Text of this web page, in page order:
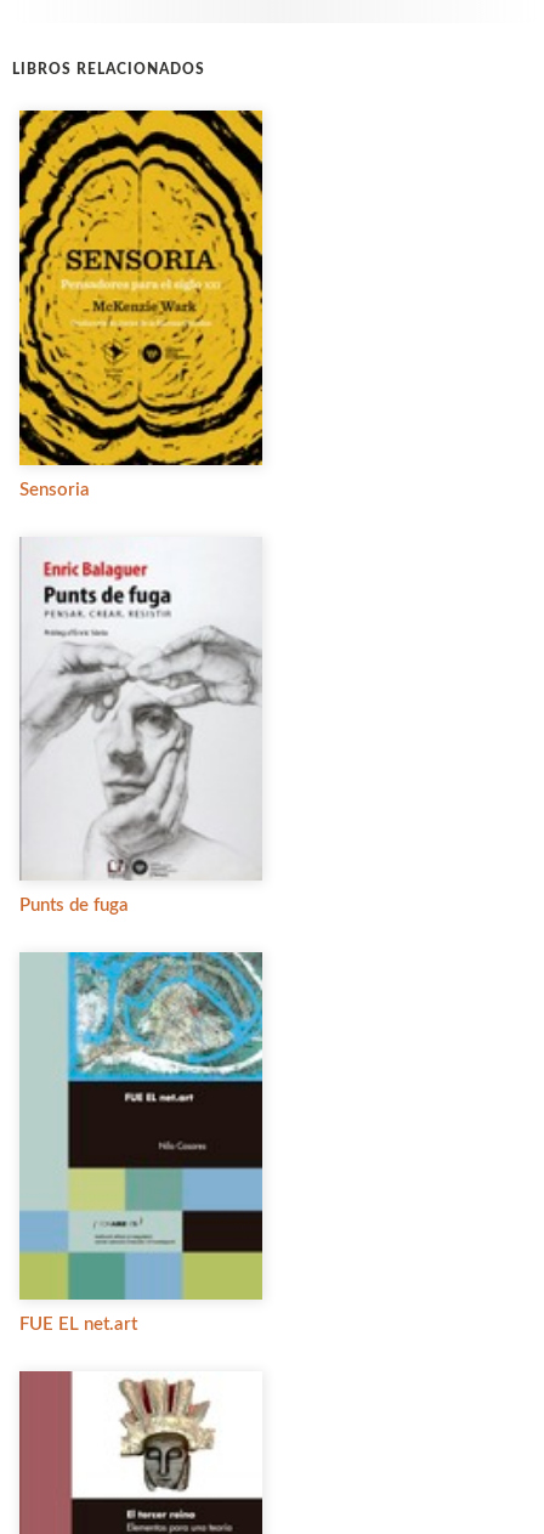
LIBROS RELACIONADOS
Sensoria
Punts de fuga
FUE EL net.art